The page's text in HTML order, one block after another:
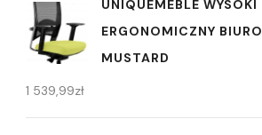
UNIQUEMEBLE WYSOKI
ERGONOMICZNY
MUSTARD
1 539,99zł